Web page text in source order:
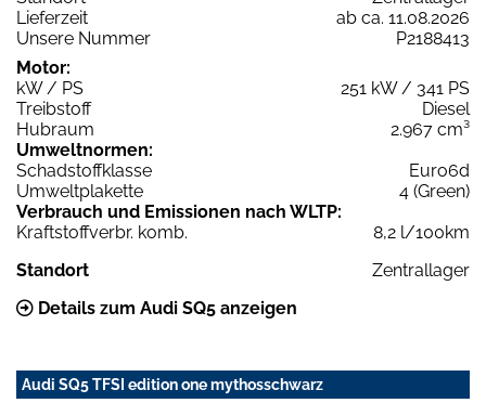
Lieferzeit
ab ca. 11.08.2026
Unsere Nummer
P2188413
Motor:
kW / PS
251 kW / 341 PS
Treibstoff
Diesel
Hubraum
2.967 cm³
Umweltnormen:
Schadstoffklasse
Euro6d
Umweltplakette
4 (Green)
Verbrauch und Emissionen nach WLTP:
Kraftstoffverbr. komb.
8,2 l/100km
Standort
Zentrallager
Details zum Audi SQ5 anzeigen
Audi SQ5 TFSI edition one mythosschwarz